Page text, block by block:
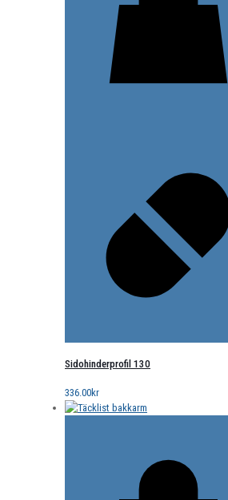
Sidohinderprofil 130
336.00kr